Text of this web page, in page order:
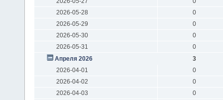
2026-05-28
0
2026-05-29
0
2026-05-30
0
2026-05-31
0
Апреля 2026
3
2026-04-01
0
2026-04-02
0
2026-04-03
0